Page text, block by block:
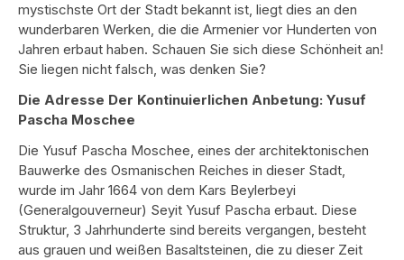
mystischste Ort der Stadt bekannt ist, liegt dies an den
wunderbaren Werken, die die Armenier vor Hunderten von
Jahren erbaut haben. Schauen Sie sich diese Schönheit an!
Sie liegen nicht falsch, was denken Sie?
Die Adresse Der Kontinuierlichen Anbetung: Yusuf
Pascha Moschee
Die Yusuf Pascha Moschee, eines der architektonischen
Bauwerke des Osmanischen Reiches in dieser Stadt,
wurde im Jahr 1664 von dem Kars Beylerbeyi
(Generalgouverneur) Seyit Yusuf Pascha erbaut. Diese
Struktur, 3 Jahrhunderte sind bereits vergangen, besteht
aus grauen und weißen Basaltsteinen, die zu dieser Zeit